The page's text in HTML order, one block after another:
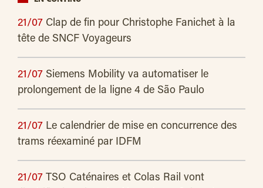
21/07 Clap de fin pour Christophe Fanichet à la
tête de SNCF Voyageurs
21/07 Siemens Mobility va automatiser le
prolongement de la ligne 4 de São Paulo
21/07 Le calendrier de mise en concurrence des
trams réexaminé par IDFM
21/07 TSO Caténaires et Colas Rail vont